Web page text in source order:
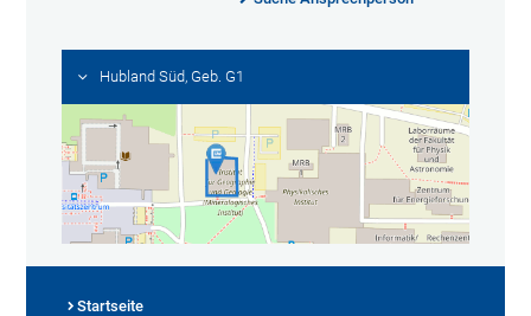
Hubland Süd, Geb. G1
Startseite